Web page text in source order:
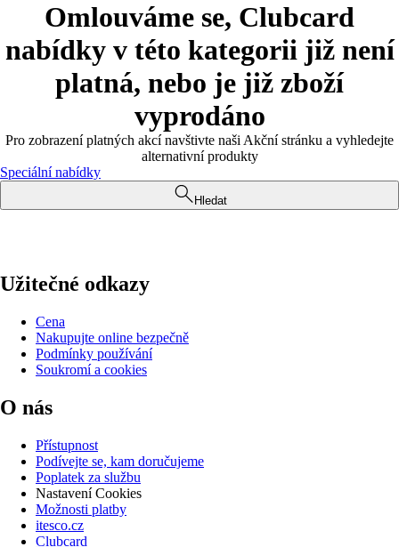
Omlouváme se, Clubcard
nabídky v této kategorii již není
platná, nebo je již zboží
vyprodáno
Pro zobrazení platných akcí navštivte naši Akční stránku a vyhledejte
alternativní produkty
Speciální nabídky
Hledat
Užitečné odkazy
Cena
Nakupujte online bezpečně
Podmínky používání
Soukromí a cookies
O nás
Přístupnost
Podívejte se, kam doručujeme
Poplatek za službu
Nastavení Cookies
Možnosti platby
itesco.cz
Clubcard